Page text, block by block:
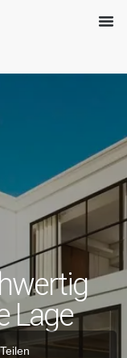
Lage
Teilen